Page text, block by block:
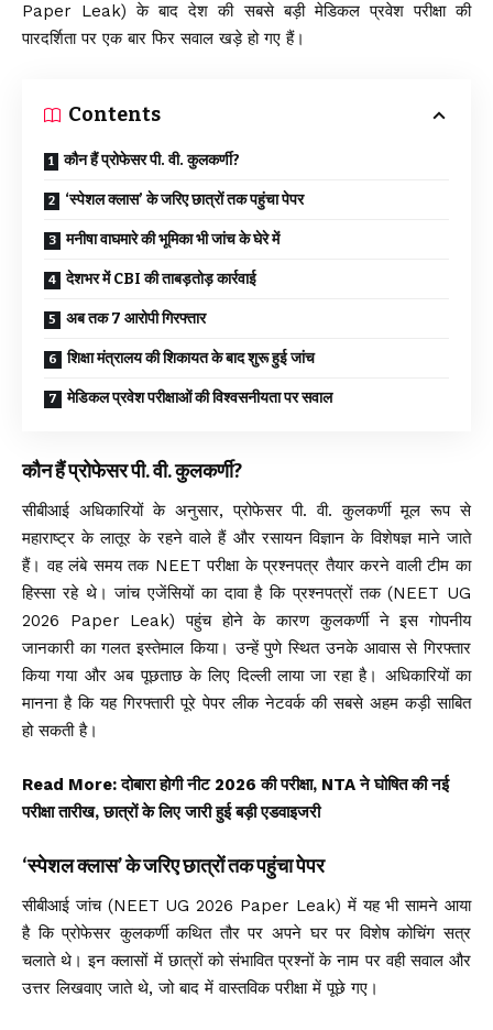
Paper Leak) के बाद देश की सबसे बड़ी मेडिकल प्रवेश परीक्षा की
पारदर्शिता पर एक बार फिर सवाल खड़े हो गए हैं।
Contents
कौन हैं प्रोफेसर पी. वी. कुलकर्णी?
‘स्पेशल क्लास’ के जरिए छात्रों तक पहुंचा पेपर
मनीषा वाघमारे की भूमिका भी जांच के घेरे में
देशभर में CBI की ताबड़तोड़ कार्रवाई
अब तक 7 आरोपी गिरफ्तार
शिक्षा मंत्रालय की शिकायत के बाद शुरू हुई जांच
मेडिकल प्रवेश परीक्षाओं की विश्वसनीयता पर सवाल
कौन हैं प्रोफेसर पी. वी. कुलकर्णी?
सीबीआई अधिकारियों के अनुसार, प्रोफेसर पी. वी. कुलकर्णी मूल रूप से
महाराष्ट्र के लातूर के रहने वाले हैं और रसायन विज्ञान के विशेषज्ञ माने जाते
हैं। वह लंबे समय तक NEET परीक्षा के प्रश्नपत्र तैयार करने वाली टीम का
हिस्सा रहे थे। जांच एजेंसियों का दावा है कि प्रश्नपत्रों तक (NEET UG
2026 Paper Leak) पहुंच होने के कारण कुलकर्णी ने इस गोपनीय
जानकारी का गलत इस्तेमाल किया। उन्हें पुणे स्थित उनके आवास से गिरफ्तार
किया गया और अब पूछताछ के लिए दिल्ली लाया जा रहा है। अधिकारियों का
मानना है कि यह गिरफ्तारी पूरे पेपर लीक नेटवर्क की सबसे अहम कड़ी साबित
हो सकती है।
Read More:दोबारा होगी नीट 2026 की परीक्षा, NTA ने घोषित की नई
परीक्षा तारीख, छात्रों के लिए जारी हुई बड़ी एडवाइजरी
‘स्पेशल क्लास’ के जरिए छात्रों तक पहुंचा पेपर
सीबीआई जांच (NEET UG 2026 Paper Leak) में यह भी सामने आया
है कि प्रोफेसर कुलकर्णी कथित तौर पर अपने घर पर विशेष कोचिंग सत्र
चलाते थे। इन क्लासों में छात्रों को संभावित प्रश्नों के नाम पर वही सवाल और
उत्तर लिखवाए जाते थे, जो बाद में वास्तविक परीक्षा में पूछे गए।